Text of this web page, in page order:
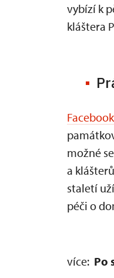
vybízí k
kláštera
možné
a
staletí
péči o
více: Po